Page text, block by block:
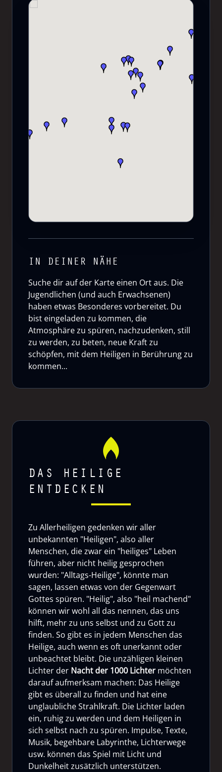
IN DEINER NÄHE
Suche dir auf der Karte einen Ort aus. Die
Jugendlichen (und auch Erwachsenen)
haben etwas Besonderes vorbereitet. Du
bist eingeladen zu kommen, die
Atmosphäre zu spüren, nachzudenken, still
zu werden, zu beten, neue Kraft zu
schöpfen, mit dem Heiligen in Berührung zu
kommen...
DAS HEILIGE
ENTDECKEN
Zu Allerheiligen gedenken wir aller
unbekannten "Heiligen", also aller
Menschen, die zwar ein "heiliges" Leben
führen, aber nicht heilig gesprochen
wurden: "Alltags-Heilige", könnte man
sagen, lassen etwas von der Gegenwart
Gottes spüren. "Heilig", also "heil machend"
können wir wohl all das nennen, das uns
hilft, mehr zu uns selbst und zu Gott zu
finden. So gibt es in jedem Menschen das
Heilige, auch wenn es oft unerkannt oder
unbeachtet bleibt. Die unzähligen kleinen
Lichter der Nacht der 1000 Lichter möchten
darauf aufmerksam machen: Das Heilige
gibt es überall zu finden und hat eine
unglaubliche Strahlkraft. Die Lichter laden
ein, ruhig zu werden und dem Heiligen in
sich selbst nach zu spüren. Impulse, Texte,
Musik, begehbare Labyrinthe, Lichterwege
usw. können das Spiel mit Licht und
Dunkelheit zusätzlich unterstützen.